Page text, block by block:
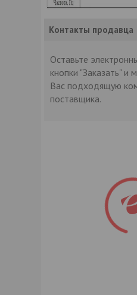
Контакты продавца
Оставьте
кнопки "Заказать"
Вас подходящую
поставщика.